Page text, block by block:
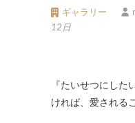
ギャラリー
12日
『たいせつにした
ければ、愛される